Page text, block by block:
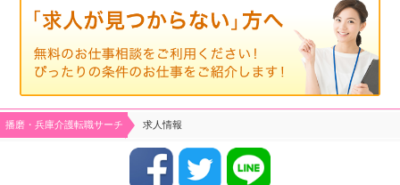
播磨・兵庫介護転職サーチ 求人情報